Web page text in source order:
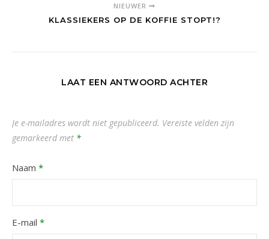
NIEUWER
KLASSIEKERS OP DE KOFFIE STOPT!?
LAAT EEN ANTWOORD ACHTER
Je e-mailadres wordt niet gepubliceerd. Vereiste velden zijn
gemarkeerd met *
Naam *
E-mail *